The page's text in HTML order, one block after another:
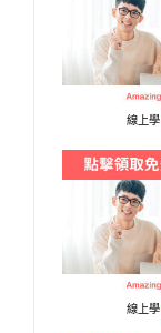
線上學
線上學